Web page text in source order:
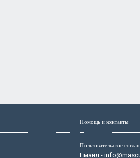
Помощь и контакты
Пользовательское
Емайл -